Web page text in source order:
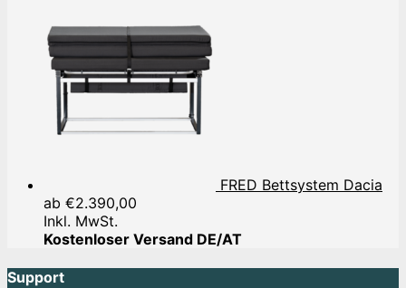
FRED Bettsystem Dacia
ab €2.390,00
Inkl. MwSt.
Kostenloser Versand DE/AT
Support